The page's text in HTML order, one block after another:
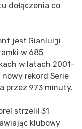
dołączenia do
jest Gianluigi
w 685
w latach 2001-
rekord Serie
przez 973 minuty.
strzelił 31
klubowy